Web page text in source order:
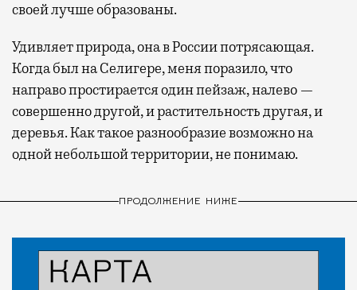
своей лучше образованы.
Удивляет природа, она в России потрясающая.
Когда был на Селигере, меня поразило, что
направо простирается один пейзаж, налево —
совершенно другой, и растительность другая, и
деревья. Как такое разнообразие возможно на
одной небольшой территории, не понимаю.
ПРОДОЛЖЕНИЕ НИЖЕ